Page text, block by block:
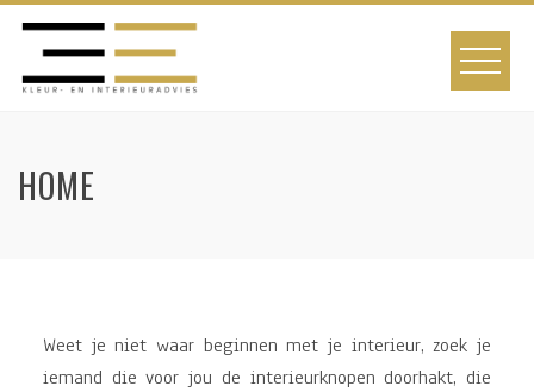
HOME
Weet je niet waar beginnen met je interieur, zoek je
iemand die voor jou de interieurknopen doorhakt, die